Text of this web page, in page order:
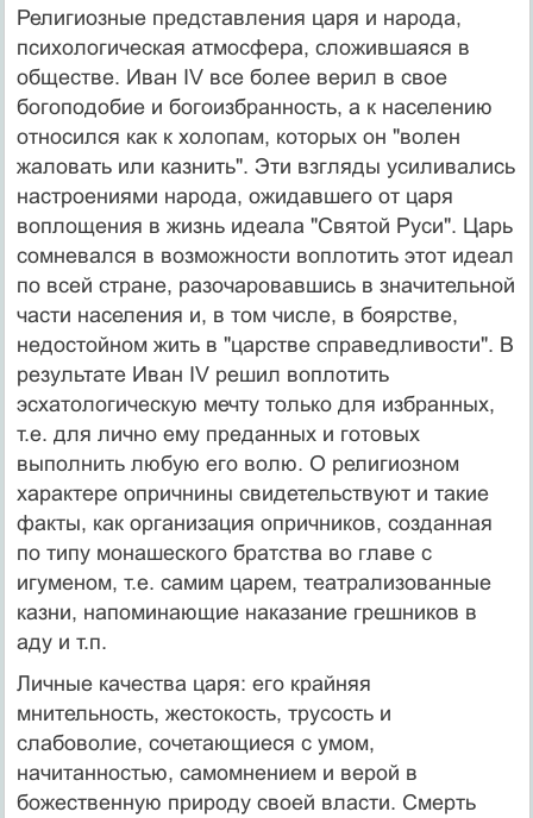
Религиозные представления царя и народа,
психологическая атмосфера, сложившаяся в
обществе. Иван IV все более верил в свое
богоподобие и богоизбранность, а к населению
относился как к холопам, которых он "волен
жаловать или казнить". Эти взгляды усиливались
настроениями народа, ожидавшего от царя
воплощения в жизнь идеала "Святой Руси". Царь
сомневался в возможности воплотить этот идеал
по всей стране, разочаровавшись в значительной
части населения и, в том числе, в боярстве,
недостойном жить в "царстве справедливости". В
результате Иван IV решил воплотить
эсхатологическую мечту только для избранных,
т.е. для лично ему преданных и готовых
выполнить любую его волю. О религиозном
характере опричнины свидетельствуют и такие
факты, как организация опричников, созданная
по типу монашеского братства во главе с
игуменом, т.е. самим царем, театрализованные
казни, напоминающие наказание грешников в
аду и т.п.
Личные качества царя: его крайняя
мнительность, жестокость, трусость и
слабоволие, сочетающиеся с умом,
начитанностью, самомнением и верой в
божественную природу своей власти. Смерть